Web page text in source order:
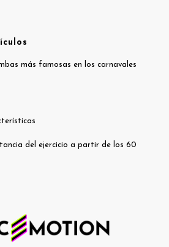
más famosas en los carnavales
del ejercicio a partir de los 60